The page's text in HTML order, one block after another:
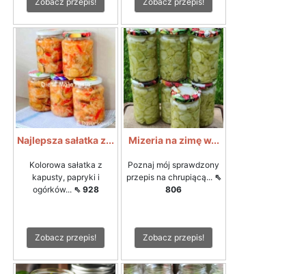
Najlepsza sałatka z...
Kolorowa sałatka z
kapusty, papryki i
ogórków... ⇖ 928
Zobacz przepis!
Mizeria na zimę w...
Poznaj mój sprawdzony
przepis na chrupiącą... ⇖
806
Zobacz przepis!